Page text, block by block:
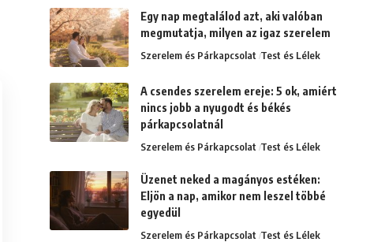
Egy nap megtalálod azt, aki valóban
megmutatja, milyen az igaz szerelem
Szerelem és Párkapcsolat Test és Lélek
A csendes szerelem ereje: 5 ok, amiért
nincs jobb a nyugodt és békés
párkapcsolatnál
Szerelem és Párkapcsolat Test és Lélek
Üzenet neked a magányos estéken:
Eljön a nap, amikor nem leszel többé
egyedül
Szerelem és Párkapcsolat Test és Lélek